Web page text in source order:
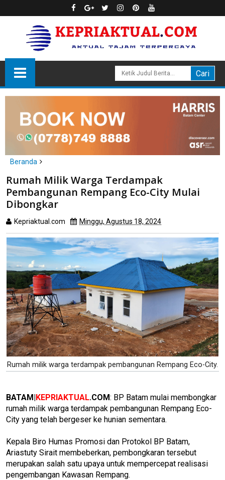
Beranda
Rumah Milik Warga Terdampak Pembangunan Rempang Eco-
City Mulai Dibongkar
Rumah Milik Warga Terdampak
Pembangunan Rempang Eco-City Mulai
Dibongkar
Kepriaktual.com Minggu, Agustus 18, 2024
Rumah milik warga terdampak pembangunan Rempang Eco-City.
BATAM|KEPRIAKTUAL.COM: BP Batam mulai membongkar
rumah milik warga terdampak pembangunan Rempang Eco-
City yang telah bergeser ke hunian sementara.
Kepala Biro Humas Promosi dan Protokol BP Batam,
Ariastuty Sirait membeberkan, pembongkaran tersebut
merupakan salah satu upaya untuk mempercepat realisasi
pengembangan Kawasan Rempang.